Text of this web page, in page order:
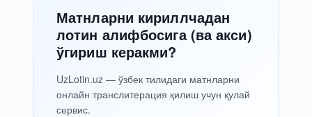
Матнларни кириллчадан
лотин алифбосига (ва акси)
ўгириш керакми?
UzLotin.uz — ўзбек тилидаги матнларни
онлайн транслитерация қилиш учун қулай
сервис.